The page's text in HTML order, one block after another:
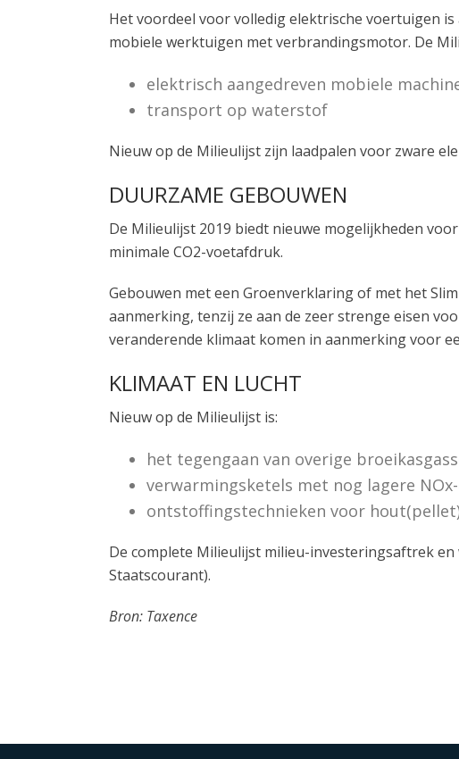
Het voordeel voor volledig elektrische voertuigen is
mobiele werktuigen met verbrandingsmotor. De
elektrisch aangedreven mobiele
transport op waterstof
Nieuw op de Milieulijst zijn laadpalen voor zware
DUURZAME GEBOUWEN
De Milieulijst 2019 biedt nieuwe mogelijkheden
minimale CO2-voetafdruk.
Gebouwen met een Groenverklaring of met het
aanmerking, tenzij ze aan de zeer strenge eisen
veranderende klimaat komen in aanmerking voor
KLIMAAT EN LUCHT
Nieuw op de Milieulijst is:
het tegengaan van overige
verwarmingsketels met nog lagere
ontstoffingstechnieken voor
De complete Milieulijst milieu-investeringsaftrek
Staatscourant).
Bron: Taxence